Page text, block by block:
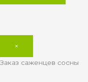
×
Заказ саженцев сосны